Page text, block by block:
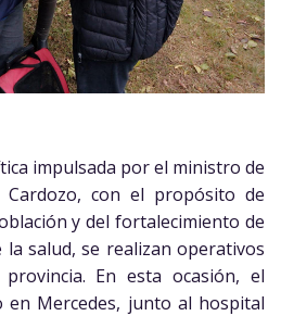
impulsada por el ministro de
Cardozo, con el propósito de
y del fortalecimiento de
salud, se realizan operativos
En esta ocasión, el
en Mercedes, junto al hospital